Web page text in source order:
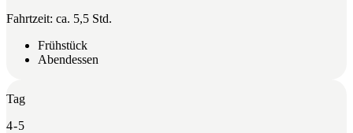
Fahrtzeit: ca. 5,5 Std.
Frühstück
Abendessen
Tag
4 - 5